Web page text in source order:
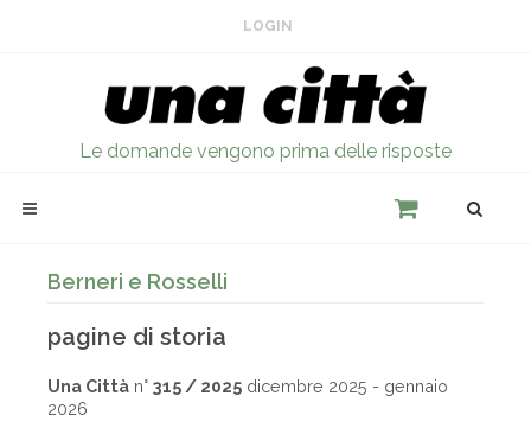
LOGIN
Le domande vengono prima delle risposte
Berneri e Rosselli
pagine di storia
Una Città n° 315 / 2025 dicembre 2025 - gennaio
2026